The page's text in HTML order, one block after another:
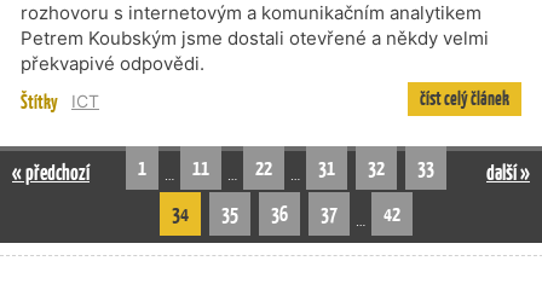
rozhovoru s internetovým a komunikačním analytikem
Petrem Koubským jsme dostali otevřené a někdy velmi
překvapivé odpovědi.
Štítky ICT číst celý článek
« předchozí 1 … 11 … 22 … 31 32
33
34
35 36 37 … 42
další »